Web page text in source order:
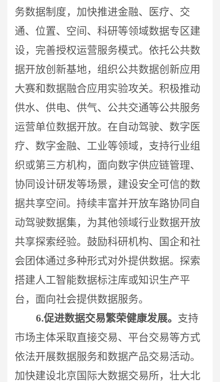
务数据制度，加快推进金融、医疗、交
通、位置、空间、科研等领域数据专区建
设，完善授权运营服务模式。依托公共数
据开放创新基地，组织公共数据创新应用
大赛和数据融合应用实验攻关。积极推动
供水、供电、供气、公共交通等公共服务
运营单位数据开放。在自动驾驶、数字医
疗、数字金融、工业等领域，支持行业组
织或第三方机构，面向数字供应链管理、
协同设计研发等场景，建设安全可信的数
据共享空间。持续丰富并开放车路协同自
动驾驶数据集，为其他领域行业数据开放
共享探索经验。鼓励科研机构、国企和社
会团体通过多种形式对外提供数据。探索
搭建人工智能数据标注库或知识生产平
台，面向社会提供数据服务。
6.促进数据交易繁荣健康发展。 支持
市场主体采取直接交易、平台交易等方式
依法开展数据服务和数据产品交易活动。
加快建设北京国际大数据交易所， 壮大北